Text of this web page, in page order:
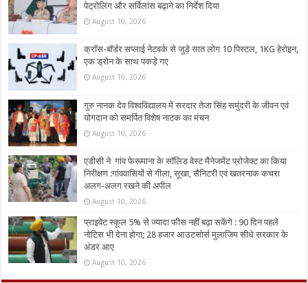
पेट्रोलिंग और सर्विलांस बढ़ाने का निर्देश दिया
August 10, 2026
क्रॉस-बॉर्डर सप्लाई नेटवर्क से जुड़े सात लोग 10 पिस्टल, 1KG हेरोइन,
एक ड्रोन के साथ पकड़े गए
August 10, 2026
गुरु नानक देव विश्वविद्यालय में सरदार तेजा सिंह समुंदरी के जीवन एवं
योगदान को समर्पित विशेष नाटक का मंचन
August 10, 2026
एडीसी ने गांव फेरूमाना के सॉलिड वेस्ट मैनेजमेंट प्रोजेक्ट का किया
निरीक्षण :गांववासियों से गीला, सूखा, सैनिटरी एवं खतरनाक कचरा
अलग-अलग रखने की अपील
August 10, 2026
प्राइवेट स्कूल 5% से ज्यादा फीस नहीं बढ़ा सकेंगे : 90 दिन पहले
नोटिस भी देना होगा; 28 हजार आउटसोर्स मुलाजिम सीधे सरकार के
अंडर आए
August 10, 2026